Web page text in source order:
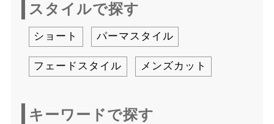
スタイルで探す
ショート パーマスタイル
フェードスタイル メンズカット
キーワードで探す